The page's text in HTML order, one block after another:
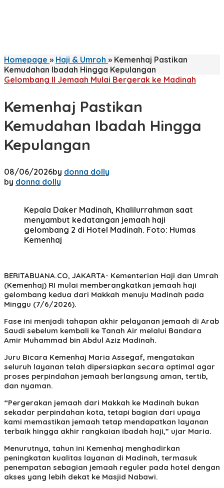
Homepage » Haji & Umroh » Kemenhaj Pastikan
Kemudahan Ibadah Hingga Kepulangan
Gelombang II Jemaah Mulai Bergerak ke Madinah
Kemenhaj Pastikan
Kemudahan Ibadah Hingga
Kepulangan
08/06/2026by donna dolly
by donna dolly
Kepala Daker Madinah, Khalilurrahman saat
menyambut kedatangan jemaah haji
gelombang 2 di Hotel Madinah. Foto: Humas
Kemenhaj
BERITABUANA.CO, JAKARTA- Kementerian Haji dan Umrah
(Kemenhaj) RI mulai memberangkatkan jemaah haji
gelombang kedua dari Makkah menuju Madinah pada
Minggu (7/6/2026).
Fase ini menjadi tahapan akhir pelayanan jemaah di Arab
Saudi sebelum kembali ke Tanah Air melalui Bandara
Amir Muhammad bin Abdul Aziz Madinah.
Juru Bicara Kemenhaj Maria Assegaf, mengatakan
seluruh layanan telah dipersiapkan secara optimal agar
proses perpindahan jemaah berlangsung aman, tertib,
dan nyaman.
“Pergerakan jemaah dari Makkah ke Madinah bukan
sekadar perpindahan kota, tetapi bagian dari upaya
kami memastikan jemaah tetap mendapatkan layanan
terbaik hingga akhir rangkaian ibadah haji,” ujar Maria.
Menurutnya, tahun ini Kemenhaj menghadirkan
peningkatan kualitas layanan di Madinah, termasuk
penempatan sebagian jemaah reguler pada hotel dengan
akses yang lebih dekat ke Masjid Nabawi.